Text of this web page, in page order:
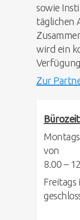
sowie
täglichen
wird ein
Zur
8.00 –
Freitags